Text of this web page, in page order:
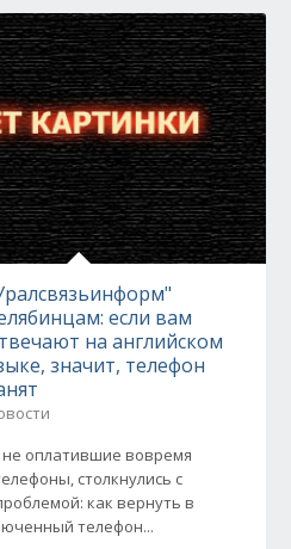
если вам
на английском
значит, телефон
оплатившие вовремя
столкнулись с
как вернуть в
телефон...